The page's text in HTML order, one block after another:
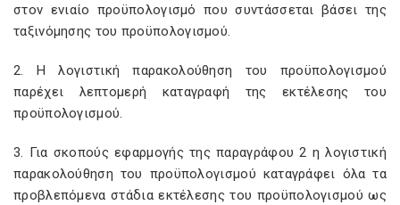
στον ενιαίο προϋπολογισμό που συντάσσεται βάσει της
ταξινόμησης του προϋπολογισμού.
2. Η λογιστική παρακολούθηση του προϋπολογισμού
παρέχει λεπτομερή καταγραφή της εκτέλεσης του
προϋπολογισμού.
3. Για σκοπούς εφαρμογής της παραγράφου 2 η λογιστική
παρακολούθηση του προϋπολογισμού καταγράφει όλα τα
προβλεπόμενα στάδια εκτέλεσης του προϋπολογισμού ως